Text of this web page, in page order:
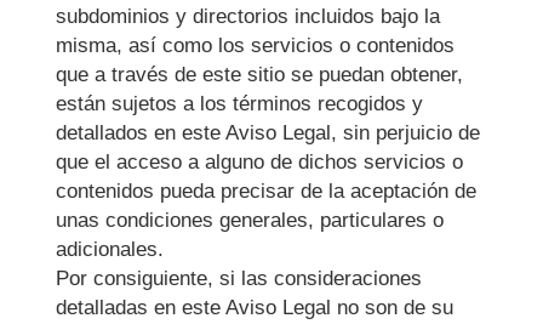
subdominios y directorios incluidos bajo la
misma, así como los servicios o contenidos
que a través de este sitio se puedan obtener,
están sujetos a los términos recogidos y
detallados en este Aviso Legal, sin perjuicio de
que el acceso a alguno de dichos servicios o
contenidos pueda precisar de la aceptación de
unas condiciones generales, particulares o
adicionales.
Por consiguiente, si las consideraciones
detalladas en este Aviso Legal no son de su